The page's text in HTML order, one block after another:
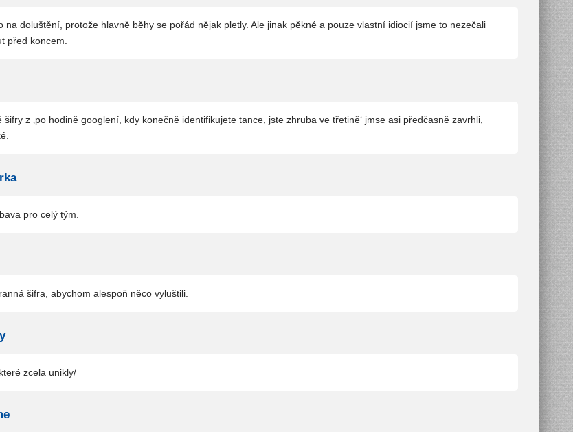
na doluštění, protože hlavně běhy se pořád nějak pletly. Ale jinak pěkné a pouze vlastní idiocií jsme to nezečali
před koncem.
z ‚po hodině googlení, kdy konečně identifikujete tance, jste zhruba ve třetině‘ jmse asi předčasně zavrhli,
pro celý tým.
šifra, abychom alespoň něco vyluštili.
zcela unikly/